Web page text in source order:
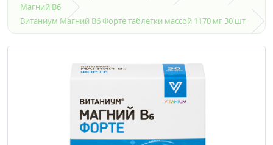
Магний В6
Витаниум Магний В6 Форте таблетки массой 1170 мг 30 шт